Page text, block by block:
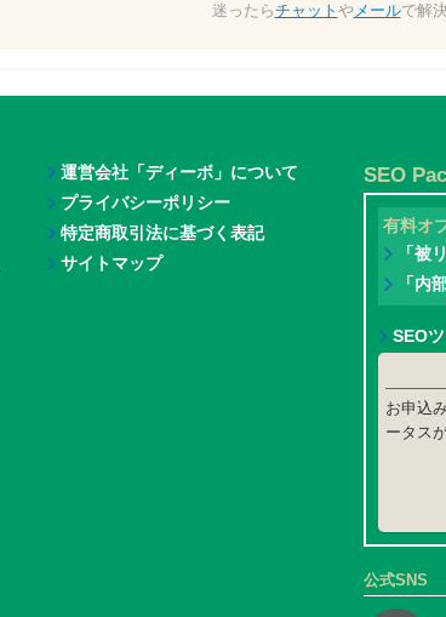
迷ったらチャット やメールで解決
運営会社「ディーボ」について
プライバシーポリシー
特定商取引法に基づく表記
サイトマップ
SEO
有料オ
「被
「内
SEO
お申込
ータス
公式SNS